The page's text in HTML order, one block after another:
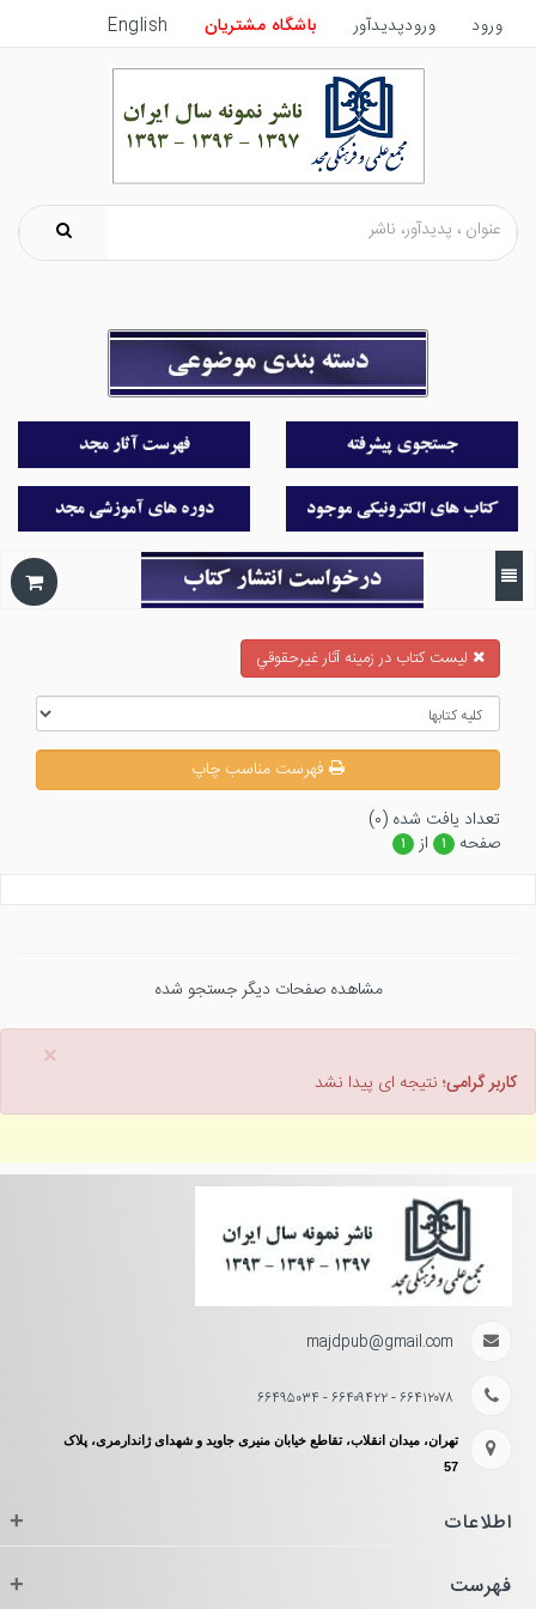
ورود ورودپدیدآور باشگاه مشتریان English
ليست كتاب در زمينه آثار غيرحقوقي
فهرست مناسب چاپ
تعداد يافت شده (۰)
صفحه
۱ از ۱
مشاهده صفحات دیگر جستجو شده
×
کاربر گرامی؛ نتیجه ای پیدا نشد
majdpub@gmail.com
۶۶۴۱۲۰۷۸ - ۶۶۴۰۹۴۲۲ - ۶۶۴۹۵۰۳۴
تهران، میدان انقلاب، تقاطع خیابان منیری جاوید و شهدای ژاندارمری، پلاک
57
اطلاعات +
فهرست +